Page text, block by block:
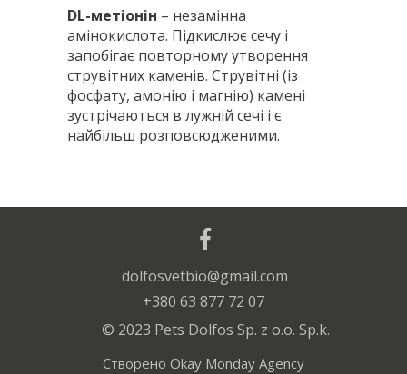
DL-метіонін – незамінна
амінокислота. Підкислює сечу і
запобігає повторному утворення
струвітних каменів. Струвітні (із
фосфату, амонію і магнію) камені
зустрічаються в лужній сечі і є
найбільш розповсюдженими.
мальтодекстрин, стеарат магнію,
1 таблетка містить:
DL-метіонін технічно чистий – 500 мг.
Собаки дрібних порід – 1 таблетка
на добу.
Собаки середніх порід – 2 таблетки
на добу.
© 2023 Pets Dolfos Sp. z o.o. Sp.k.
+380 63 877 72 07
dolfosvetbio@gmail.com
Створено Okay Monday Agency